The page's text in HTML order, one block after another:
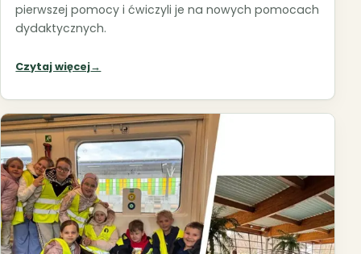
pierwszej pomocy i ćwiczyli je na nowych pomocach
dydaktycznych.
Czytaj więcej→